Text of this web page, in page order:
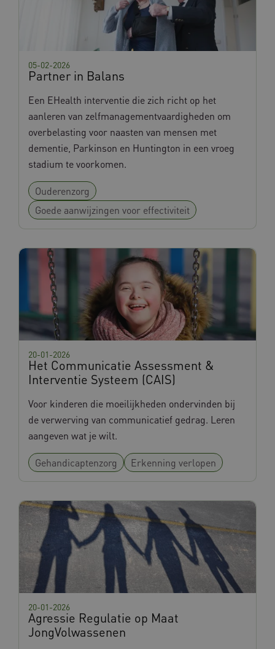
Partner in Balans
05-02-2026
Een EHealth interventie die zich richt op het
aanleren van zelfmanagementvaardigheden om
overbelasting voor naasten van mensen met
dementie, Parkinson en Huntington in een vroeg
stadium te voorkomen.
Ouderenzorg
Goede aanwijzingen voor effectiviteit
Het Communicatie Assessment &
Interventie Systeem (CAIS)
20-01-2026
Voor kinderen die moeilijkheden ondervinden bij
de verwerving van communicatief gedrag. Leren
aangeven wat je wilt.
Gehandicaptenzorg Erkenning verlopen
Agressie Regulatie op Maat
JongVolwassenen
20-01-2026
UMB_SESSION www.databankinterventies.nl
__Secure-YNID .youtube.com
__Secure-ROLLOUT_TOKEN
FPLC
ARRAffinitySameSite
Microsoft Corporation
.www.databankinterventies.nl
ASLBSA www.databankinterventies.nl
ASLBSACORS www.databankinterventies.nl
VISITOR_PRIVACY_METADATA
YouTube
.youtube.com